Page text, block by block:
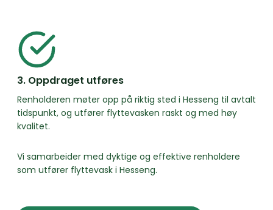
3. Oppdraget utføres
Renholderen møter opp på riktig sted i Hesseng til avtalt
tidspunkt, og utfører flyttevasken raskt og med høy
kvalitet.
Vi samarbeider med dyktige og effektive renholdere
som utfører flyttevask i Hesseng.